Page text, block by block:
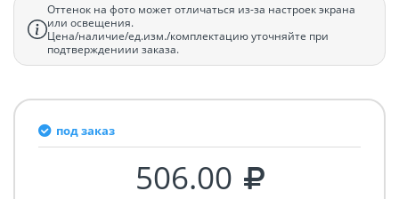
Оттенок на фото может отличаться из-за настроек экрана
или освещения.
Цена/наличие/ед.изм./комплектацию уточняйте при
подтверждениии заказа.
под заказ
506.00